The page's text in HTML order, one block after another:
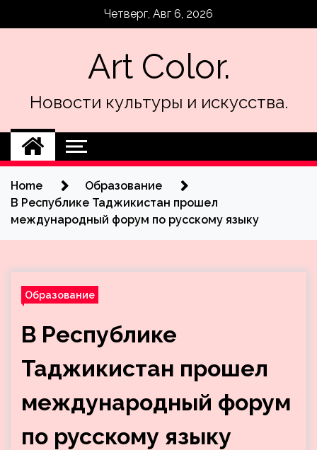
Четверг, Авг 6, 2026
Art Color.
Новости культуры и искусства.
Home
Образование
В Республике Таджикистан прошел
международный форум по русскому языку
Образование
В Республике
Таджикистан прошел
международный форум
по русскому языку